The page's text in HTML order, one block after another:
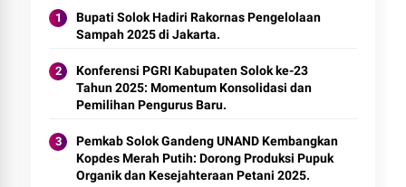
Bupati Solok Hadiri Rakornas Pengelolaan
Sampah 2025 di Jakarta.
Konferensi PGRI Kabupaten Solok ke-23
Tahun 2025: Momentum Konsolidasi dan
Pemilihan Pengurus Baru.
Pemkab Solok Gandeng UNAND Kembangkan
Kopdes Merah Putih: Dorong Produksi Pupuk
Organik dan Kesejahteraan Petani 2025.